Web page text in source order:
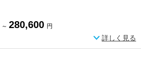
～ 280,600 円
詳しく見る